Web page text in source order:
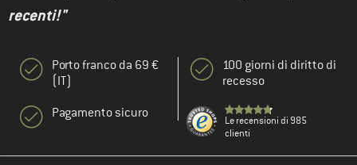
recenti!"
Porto franco da 69 €
(IT)
Pagamento sicuro
100 giorni di diritto di
recesso
Le recensioni di 985
clienti